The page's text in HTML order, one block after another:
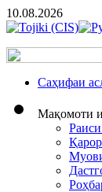
10.08.2026
Cаҳифаи
Мақомоти